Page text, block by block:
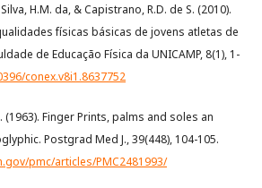
H.M. da, & Capistrano, R.D. de S. (2010).
físicas básicas de jovens atletas de
de Educação Física da UNICAMP, 8(1), 1-
conex.v8i1.8637752
(1963). Finger Prints, palms and soles an
Postgrad Med J., 39(448), 104-105.
pmc/articles/PMC2481993/